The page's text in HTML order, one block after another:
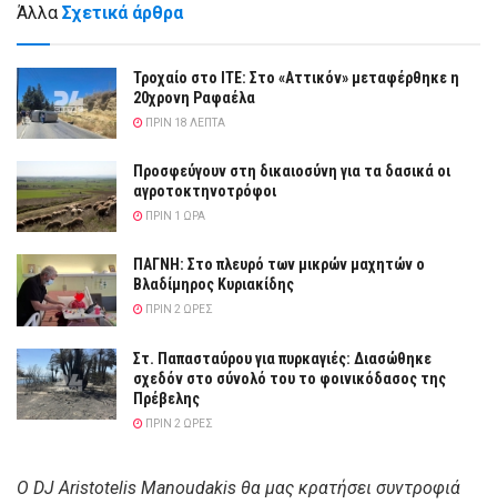
Άλλα Σχετικά άρθρα
Τροχαίο στο ΙΤΕ: Στο «Αττικόν» μεταφέρθηκε η
20χρονη Ραφαέλα
ΠΡΙΝ 18 ΛΕΠΤΆ
Προσφεύγουν στη δικαιοσύνη για τα δασικά οι
αγροτοκτηνοτρόφοι
ΠΡΙΝ 1 ΏΡΑ
ΠΑΓΝΗ: Στο πλευρό των μικρών μαχητών ο
Βλαδίμηρος Κυριακίδης
ΠΡΙΝ 2 ΏΡΕΣ
Στ. Παπασταύρου για πυρκαγιές: Διασώθηκε
σχεδόν στο σύνολό του το φοινικόδασος της
Πρέβελης
ΠΡΙΝ 2 ΏΡΕΣ
Ο DJ Aristotelis Manoudakis θα μας κρατήσει συντροφιά